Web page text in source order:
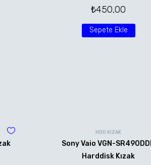
₺450,00
Sepete Ekle
HDD KIZAK
Sony Vaio VGN-
Harddisk Kızak